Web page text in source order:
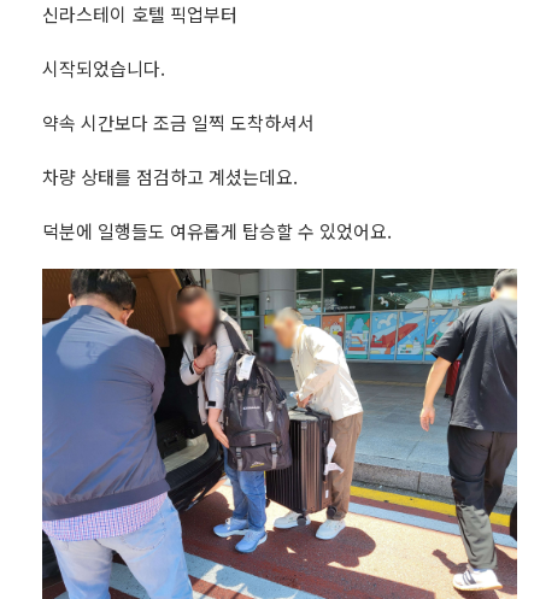
신라스테이 호텔 픽업부터
시작되었습니다.
약속 시간보다 조금 일찍 도착하셔서
차량 상태를 점검하고 계셨는데요.
덕분에 일행들도 여유롭게 탑승할 수 있었어요.